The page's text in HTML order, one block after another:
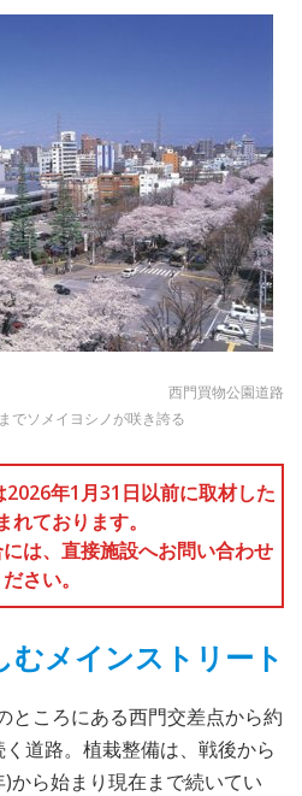
西門買物公園道路
でソメイヨシノが咲き誇る
年1月31日以前に取材した
れております。
は、直接施設へお問い合わせ
ださい。
むメインストリート
ところにある西門交差点から約
道路。植栽整備は、戦後から
から始まり現在まで続いてい